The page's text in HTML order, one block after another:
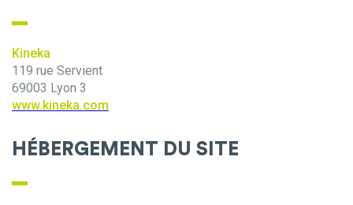
Kineka
119 rue Servient
69003 Lyon 3
www.kineka.com
HÉBERGEMENT DU SITE